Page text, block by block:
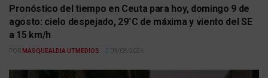
Pronóstico del tiempo en Ceuta para hoy, domingo 9 de
agosto: cielo despejado, 29°C de máxima y viento del SE
a 15 km/h
POR MASQUEALDIA UTMEDIOS 09/08/2026